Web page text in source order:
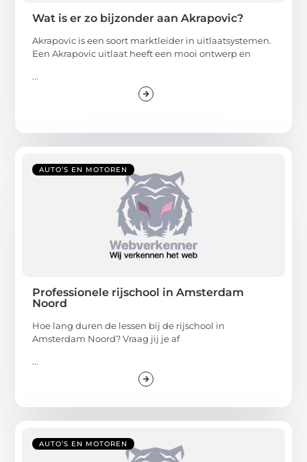
Wat is er zo bijzonder aan Akrapovic?
Akrapovic is een soort marktleider in uitlaatsystemen.
Een Akrapovic uitlaat heeft een mooi ontwerp en
...
AUTO’S EN MOTOREN
Professionele rijschool in Amsterdam
Noord
Hoe lang duren de lessen bij de rijschool in
Amsterdam Noord? Vraag jij je af
...
AUTO’S EN MOTOREN